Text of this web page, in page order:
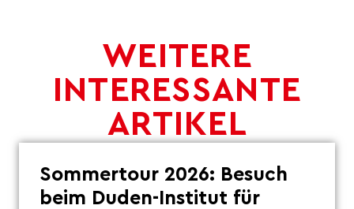
WEITERE
INTERESSANTE
ARTIKEL
Sommertour 2026: Besuch
beim Duden-Institut für